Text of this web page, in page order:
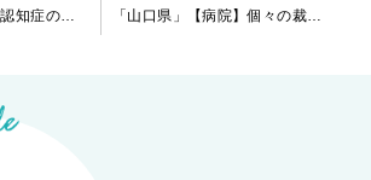
「広島県」【病院】認知症の患者様がメインとなります。コメディカルと医師間の連携が良好な病院です◎ 「山口県」【病院】個々の裁量で職務にあたれます。風通しの良い職場環境がウリの病院です。指定医を積極的に募集していますが、非指定医の先生もご相談ください。